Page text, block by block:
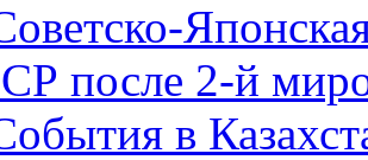
после 2-й
в